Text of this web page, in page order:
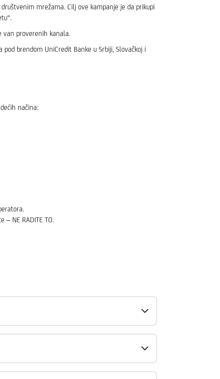
mrežama. Cilj ove kampanje je da prikupi
van proverenih kanala.
brendom UniCredit Banke u Srbiji, Slovačkoj i
načina:
NE RADITE TO.